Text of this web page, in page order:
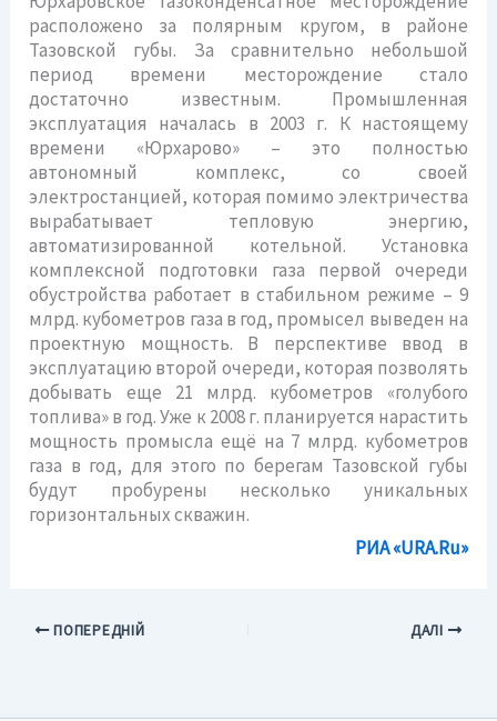
расположено за полярным кругом, в районе
Тазовской губы. За сравнительно небольшой
период времени месторождение стало
достаточно известным. Промышленная
эксплуатация началась в 2003 г. К настоящему
времени «Юрхарово» – это полностью
автономный комплекс, со своей
электростанцией, которая помимо электричества
вырабатывает тепловую энергию,
автоматизированной котельной. Установка
комплексной подготовки газа первой очереди
обустройства работает в стабильном режиме – 9
млрд. кубометров газа в год, промысел выведен на
проектную мощность. В перспективе ввод в
эксплуатацию второй очереди, которая позволять
добывать еще 21 млрд. кубометров «голубого
топлива» в год. Уже к 2008 г. планируется нарастить
мощность промысла ещё на 7 млрд. кубометров
газа в год, для этого по берегам Тазовской губы
будут пробурены несколько уникальных
горизонтальных скважин.
РИА «URA.Ru»
ПОПЕРЕДНІЙ ДАЛІ